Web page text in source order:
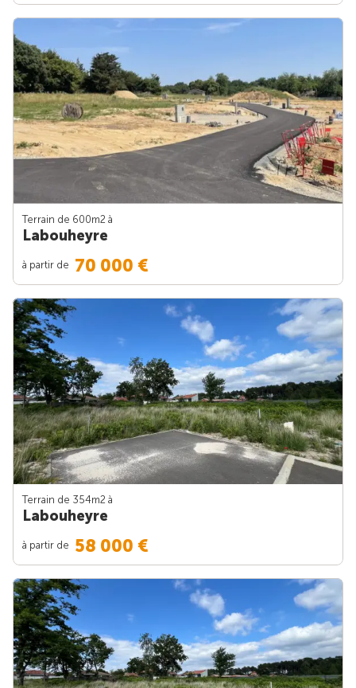
Terrain de 600m2 à
Labouheyre
à partir de 70 000 €
Terrain de 354m2 à
Labouheyre
à partir de 58 000 €